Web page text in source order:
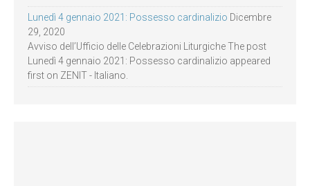
Lunedì 4 gennaio 2021: Possesso cardinalizio Dicembre
29, 2020
Avviso dell’Ufficio delle Celebrazioni Liturgiche The post
Lunedì 4 gennaio 2021: Possesso cardinalizio appeared
first on ZENIT - Italiano.